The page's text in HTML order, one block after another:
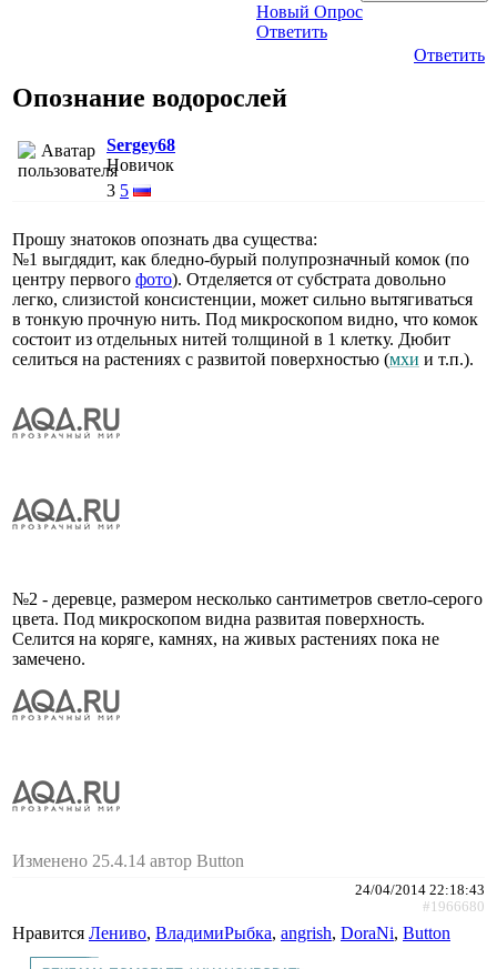
Новый Опрос
Ответить
Ответить
Опознание водорослей
Sergey68
Новичок
3 5
Прошу знатоков опознать два существа:
№1 выгдядит, как бледно-бурый полупрозначный комок (по
центру первого фото). Отделяется от субстрата довольно
легко, слизистой консистенции, может сильно вытягиваться
в тонкую прочную нить. Под микроскопом видно, что комок
состоит из отдельных нитей толщиной в 1 клетку. Дюбит
селиться на растениях с развитой поверхностью (мхи и т.п.).
№2 - деревце, размером несколько сантиметров светло-серого
цвета. Под микроскопом видна развитая поверхность.
Селится на коряге, камнях, на живых растениях пока не
замечено.
Изменено 25.4.14 автор Button
24/04/2014 22:18:43
#1966680
Нравится Лениво, ВладимиРыбка, angrish, DoraNi, Button